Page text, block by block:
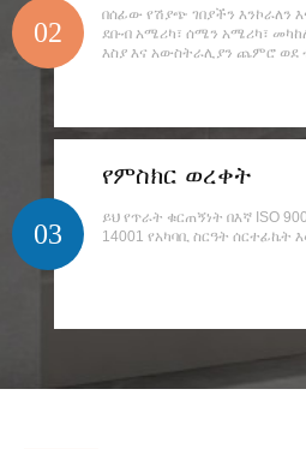
02
በሰፊው የሽያጭ ገበያችን እንኮራለን
ደቡብ አሜሪካ፣ ሰሜን አሜሪካ፣
እስያ እና አውስትራሊያን ጨምሮ ወደ
03
የምስክር ወረቀት
ይህ የጥራት ቁርጠኝነት በእኛ ISO
14001 የአካባቢ ስርዓት ሰርተፊኬት